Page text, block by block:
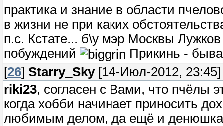
практика и знание в области
в жизни не при каких
п.с. Кстате... б\у мэр Москвы
побуждений
Прикинь -
[26] Starry_Sky[14-Июл-2012, 23:45]
riki23, согласен с Вами, что пчёлы
когда хобби начинает приносить
любимым делом, да ещё и денюшка